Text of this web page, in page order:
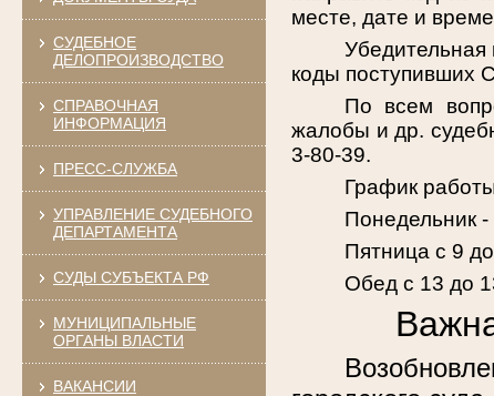
СУДЕБНОЕ
ДЕЛОПРОИЗВОДСТВО
СПРАВОЧНАЯ
ИНФОРМАЦИЯ
ПРЕСС-СЛУЖБА
УПРАВЛЕНИЕ СУДЕБНОГО
ДЕПАРТАМЕНТА
СУДЫ СУБЪЕКТА РФ
МУНИЦИПАЛЬНЫЕ
ОРГАНЫ ВЛАСТИ
ВАКАНСИИ
месте, дате и
коды поступивших
По всем
жалобы и др.
3-80-39.
График
Понедельник -
Пятница с 9
Обед с 13 до